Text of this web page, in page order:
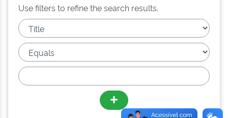
Use filters to refine the search results.